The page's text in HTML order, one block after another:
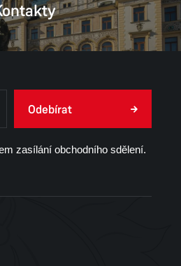
Odebírat
zasílání obchodního sdělení.